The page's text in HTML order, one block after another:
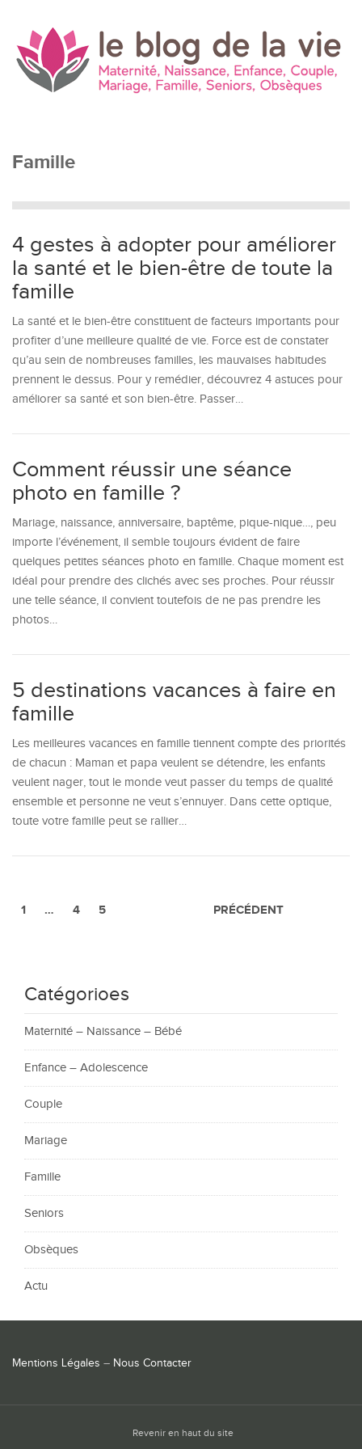
Famille
4 gestes à adopter pour améliorer
la santé et le bien-être de toute la
famille
La santé et le bien-être constituent de facteurs importants pour
profiter d’une meilleure qualité de vie. Force est de constater
qu’au sein de nombreuses familles, les mauvaises habitudes
prennent le dessus. Pour y remédier, découvrez 4 astuces pour
améliorer sa santé et son bien-être. Passer…
Comment réussir une séance
photo en famille ?
Mariage, naissance, anniversaire, baptême, pique-nique…, peu
importe l’événement, il semble toujours évident de faire
quelques petites séances photo en famille. Chaque moment est
idéal pour prendre des clichés avec ses proches. Pour réussir
une telle séance, il convient toutefois de ne pas prendre les
photos…
5 destinations vacances à faire en
famille
Les meilleures vacances en famille tiennent compte des priorités
de chacun : Maman et papa veulent se détendre, les enfants
veulent nager, tout le monde veut passer du temps de qualité
ensemble et personne ne veut s’ennuyer. Dans cette optique,
toute votre famille peut se rallier…
PRÉCÉDENT
1 … 4 5
Catégorioes
Maternité – Naissance – Bébé
Enfance – Adolescence
Couple
Mariage
Famille
Seniors
Obsèques
Actu
Mentions Légales – Nous Contacter
Revenir en haut du site